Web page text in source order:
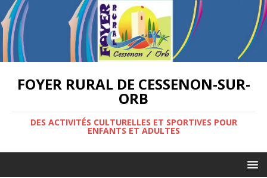
FOYER RURAL DE CESSENON-SUR-
ORB
DES ACTIVITÉS CULTURELLES ET SPORTIVES POUR
ENFANTS ET ADULTES